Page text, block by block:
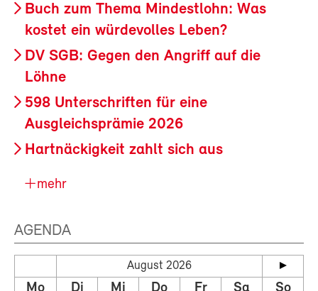
Buch zum Thema Mindestlohn: Was
kostet ein würdevolles Leben?
DV SGB: Gegen den Angriff auf die
Löhne
598 Unterschriften für eine
Ausgleichsprämie 2026
Hartnäckigkeit zahlt sich aus
mehr
AGENDA
August 2026